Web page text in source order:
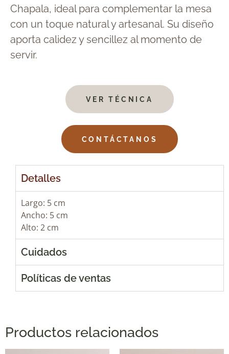
Chapala, ideal para complementar la mesa
con un toque natural y artesanal. Su diseño
aporta calidez y sencillez al momento de
servir.
VER TÉCNICA
CONTÁCTANOS
Detalles
Largo: 5 cm
Ancho: 5 cm
Alto: 2 cm
Cuidados
Políticas de ventas
Productos relacionados